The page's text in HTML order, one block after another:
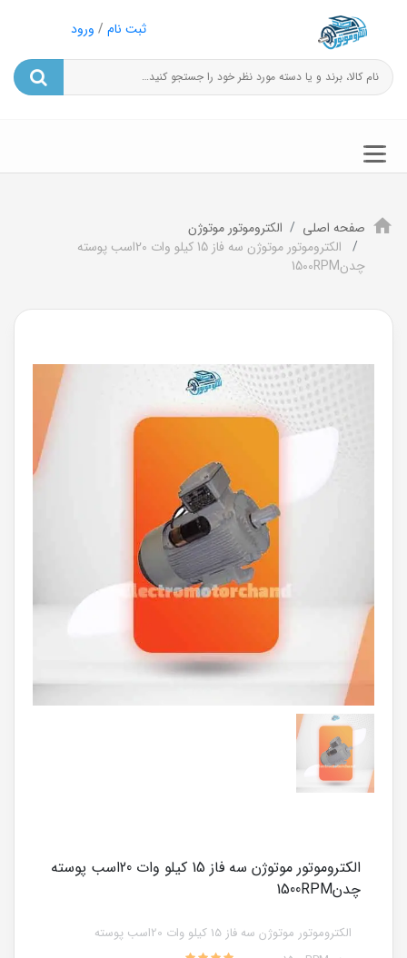
ثبت نام / ورود
صفحه اصلی
الکتروموتور موتوژن
الکتروموتور موتوژن سه فاز 15 کیلو وات 20اسب پوسته
چدن1500RPM
الکتروموتور موتوژن سه فاز 15 کیلو وات 20اسب پوسته
چدن1500RPM
الکتروموتور موتوژن سه فاز 15 کیلو وات 20اسب پوسته